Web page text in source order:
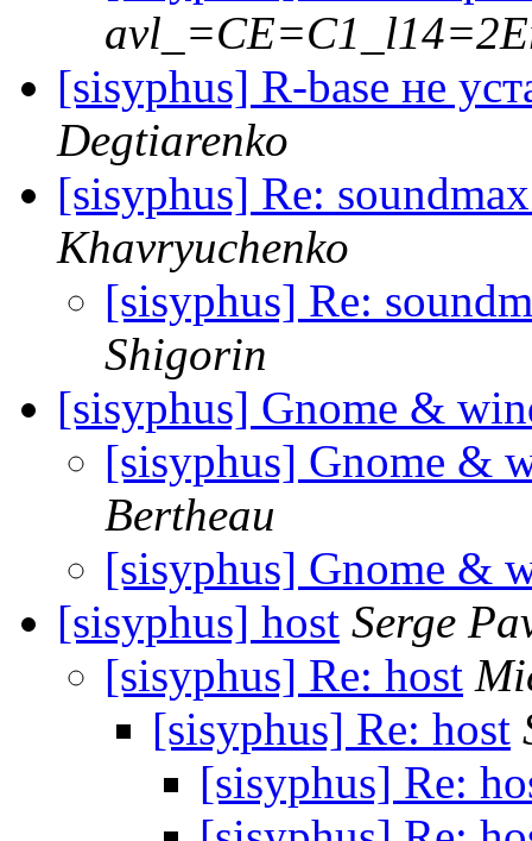
[sisyphus] R-base не
Degtiarenko
[sisyphus] Re:
Khavryuchenko
[sisyphus] Re:
Shigorin
[sisyphus] Gnome &
[sisyphus] Gnome &
Bertheau
[sisyphus] Gnome &
[sisyphus] host Serge
[sisyphus] Re: host
[sisyphus] Re: host
[sisyphus] Re: